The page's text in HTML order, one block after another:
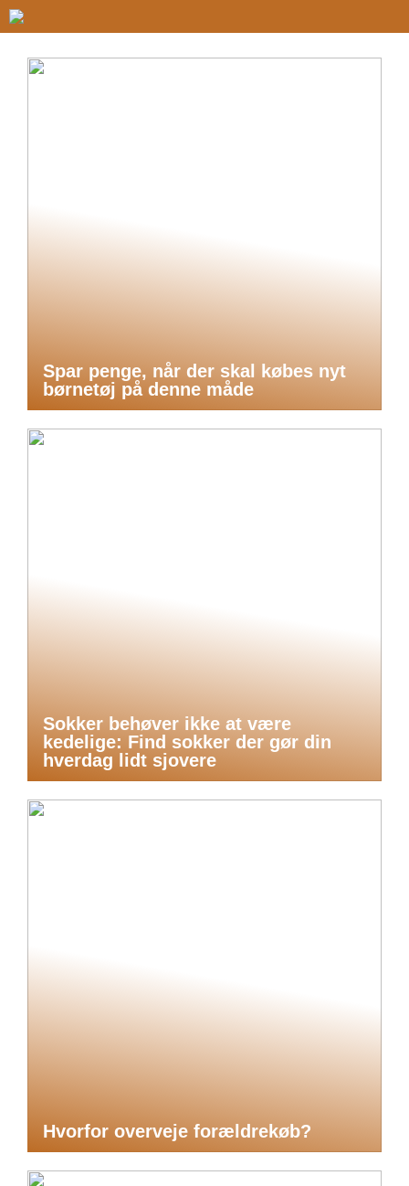
Spar penge, når der skal købes nyt
børnetøj på denne måde
Sokker behøver ikke at være
kedelige: Find sokker der gør din
hverdag lidt sjovere
Hvorfor overveje forældrekøb?